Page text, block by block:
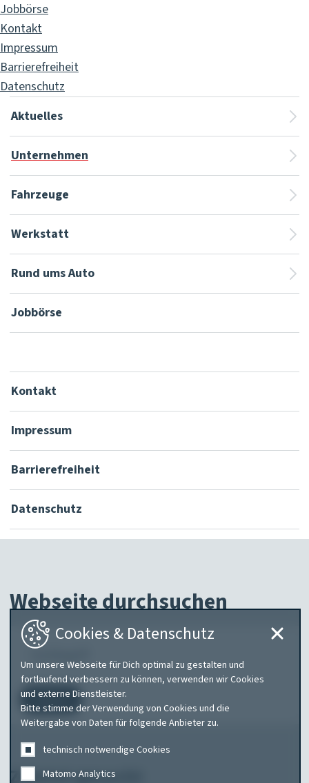
Jobbörse
Kontakt
Impressum
Barrierefreiheit
Datenschutz
Aktuelles
Unternehmen
Fahrzeuge
Werkstatt
Rund ums Auto
Jobbörse
Kontakt
Impressum
Barrierefreiheit
Datenschutz
Webseite durchsuchen
Was
suchen
Sie?
Suchen
Zuletzt gesucht
Cookies & Datenschutz
Um unsere Webseite für Dich optimal zu gestalten und
fortlaufend verbessern zu können, verwenden wir Cookies
und externe Dienstleister.
Bitte stimme der Verwendung von Cookies und die
Weitergabe von Daten für folgende Anbieter zu.
technisch notwendige Cookies
Matomo Analytics